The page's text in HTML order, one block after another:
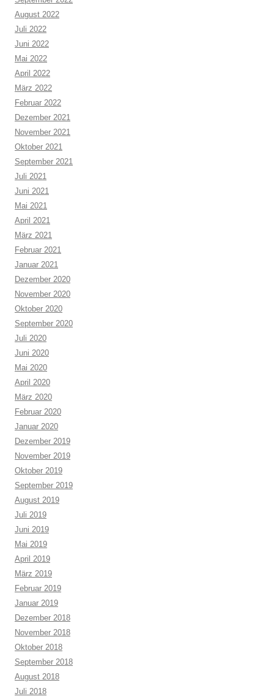
August 2022
Juli 2022
Juni 2022
Mai 2022
April 2022
März 2022
Februar 2022
Dezember 2021
November 2021
Oktober 2021
September 2021
Juli 2021
Juni 2021
Mai 2021
April 2021
März 2021
Februar 2021
Januar 2021
Dezember 2020
November 2020
Oktober 2020
September 2020
Juli 2020
Juni 2020
Mai 2020
April 2020
März 2020
Februar 2020
Januar 2020
Dezember 2019
November 2019
Oktober 2019
September 2019
August 2019
Juli 2019
Juni 2019
Mai 2019
April 2019
März 2019
Februar 2019
Januar 2019
Dezember 2018
November 2018
Oktober 2018
September 2018
August 2018
Juli 2018